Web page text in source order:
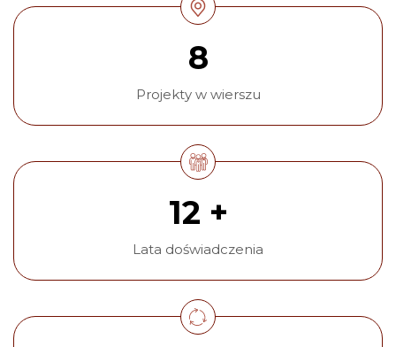
8
Projekty w wierszu
12 +
Lata doświadczenia